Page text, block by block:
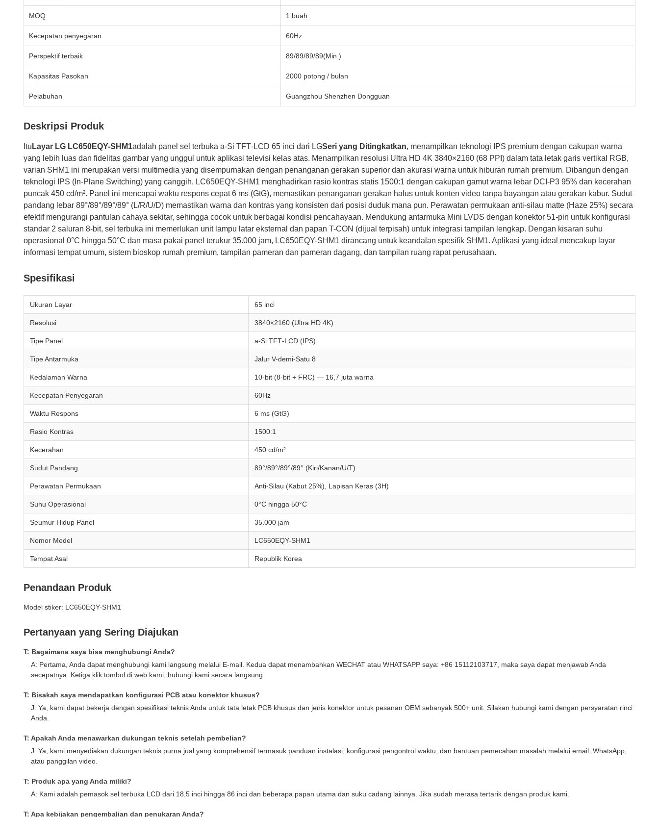
MOQ 1 buah
Kecepatan penyegaran 60Hz
Perspektif terbaik 89/89/89/89(Min.)
Kapasitas Pasokan 2000 potong / bulan
Pelabuhan Guangzhou Shenzhen Dongguan
Deskripsi Produk
Itu Layar LG LC650EQY-SHM1adalah panel sel terbuka a‑Si TFT‑LCD 65 inci dari LGSeri yang Ditingkatkan, menampilkan teknologi IPS premium dengan cakupan warna
yang lebih luas dan fidelitas gambar yang unggul untuk aplikasi televisi kelas atas. Menampilkan resolusi Ultra HD 4K 3840×2160 (68 PPI) dalam tata letak garis vertikal RGB,
varian SHM1 ini merupakan versi multimedia yang disempurnakan dengan penanganan gerakan superior dan akurasi warna untuk hiburan rumah premium. Dibangun dengan
teknologi IPS (In-Plane Switching) yang canggih, LC650EQY-SHM1 menghadirkan rasio kontras statis 1500:1 dengan cakupan gamut warna lebar DCI-P3 95% dan kecerahan
puncak 450 cd/m². Panel ini mencapai waktu respons cepat 6 ms (GtG), memastikan penanganan gerakan halus untuk konten video tanpa bayangan atau gerakan kabur. Sudut
pandang lebar 89°/89°/89°/89° (L/R/U/D) memastikan warna dan kontras yang konsisten dari posisi duduk mana pun. Perawatan permukaan anti-silau matte (Haze 25%) secara
efektif mengurangi pantulan cahaya sekitar, sehingga cocok untuk berbagai kondisi pencahayaan. Mendukung antarmuka Mini LVDS dengan konektor 51-pin untuk konfigurasi
standar 2 saluran 8-bit, sel terbuka ini memerlukan unit lampu latar eksternal dan papan T-CON (dijual terpisah) untuk integrasi tampilan lengkap. Dengan kisaran suhu
operasional 0°C hingga 50°C dan masa pakai panel terukur 35.000 jam, LC650EQY-SHM1 dirancang untuk keandalan spesifik SHM1. Aplikasi yang ideal mencakup layar
informasi tempat umum, sistem bioskop rumah premium, tampilan pameran dan pameran dagang, dan tampilan ruang rapat perusahaan.
Spesifikasi
Ukuran Layar 65 inci
Resolusi 3840×2160 (Ultra HD 4K)
Tipe Panel a‑Si TFT‑LCD (IPS)
Tipe Antarmuka Jalur V-demi-Satu 8
Kedalaman Warna 10-bit (8-bit + FRC) — 16,7 juta warna
Kecepatan Penyegaran 60Hz
Waktu Respons 6 ms (GtG)
Rasio Kontras 1500:1
Kecerahan 450 cd/m²
Sudut Pandang 89°/89°/89°/89° (Kiri/Kanan/U/T)
Perawatan Permukaan Anti-Silau (Kabut 25%), Lapisan Keras (3H)
Suhu Operasional 0°C hingga 50°C
Seumur Hidup Panel 35.000 jam
Nomor Model LC650EQY-SHM1
Tempat Asal Republik Korea
Penandaan Produk
Model stiker: LC650EQY-SHM1
Pertanyaan yang Sering Diajukan
T: Bagaimana saya bisa menghubungi Anda?
A: Pertama, Anda dapat menghubungi kami langsung melalui E-mail. Kedua dapat menambahkan WECHAT atau WHATSAPP saya: +86 15112103717, maka saya dapat menjawab Anda
secepatnya. Ketiga klik tombol di web kami, hubungi kami secara langsung.
T: Bisakah saya mendapatkan konfigurasi PCB atau konektor khusus?
J: Ya, kami dapat bekerja dengan spesifikasi teknis Anda untuk tata letak PCB khusus dan jenis konektor untuk pesanan OEM sebanyak 500+ unit. Silakan hubungi kami dengan persyaratan rinci
Anda.
T: Apakah Anda menawarkan dukungan teknis setelah pembelian?
J: Ya, kami menyediakan dukungan teknis purna jual yang komprehensif termasuk panduan instalasi, konfigurasi pengontrol waktu, dan bantuan pemecahan masalah melalui email, WhatsApp,
atau panggilan video.
T: Produk apa yang Anda miliki?
A: Kami adalah pemasok sel terbuka LCD dari 18,5 inci hingga 86 inci dan beberapa papan utama dan suku cadang lainnya. Jika sudah merasa tertarik dengan produk kami.
T: Apa kebijakan pengembalian dan penukaran Anda?